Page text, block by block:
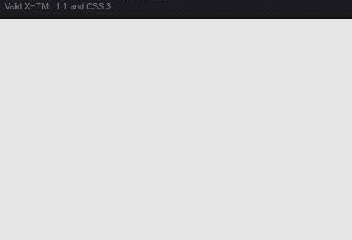
Valid XHTML 1.1 and CSS 3.